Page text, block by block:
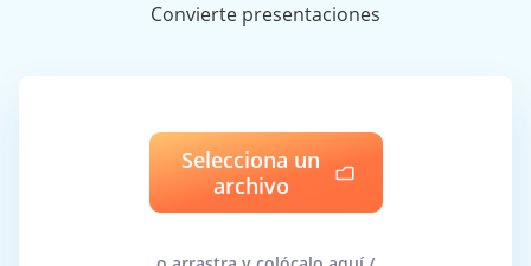
Convierte presentaciones
Selecciona un
archivo